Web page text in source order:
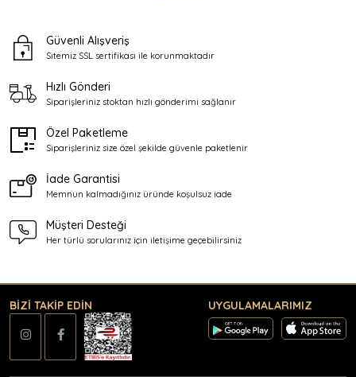
Güvenli Alışveriş
Sitemiz SSL sertifikası ile korunmaktadır
Hızlı Gönderi
Siparişleriniz stoktan hızlı gönderimi sağlanır
Özel Paketleme
Siparişleriniz size özel şekilde güvenle paketlenir
İade Garantisi
Memnun kalmadığınız üründe koşulsuz iade
Müşteri Desteği
Her türlü sorularınız için iletişime geçebilirsiniz
BİZİ TAKİP EDİN UYGULAMALARIMIZ